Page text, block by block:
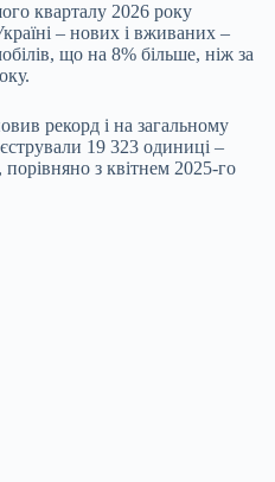
кварталу 2026 року
– нових і вживаних –
що на 8% більше, ніж за
рекорд і на загальному
19 323 одиниці –
з квітнем 2025-го